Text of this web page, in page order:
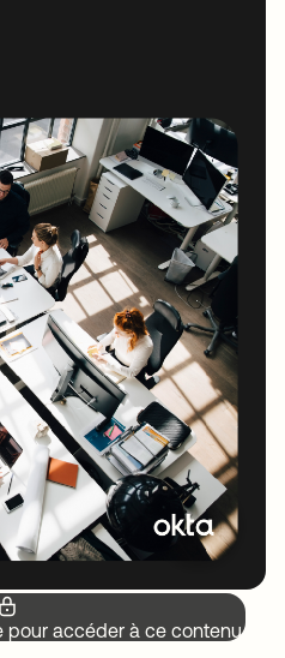
pour accéder à ce contenu.